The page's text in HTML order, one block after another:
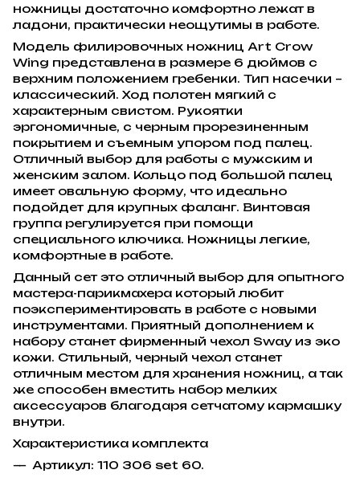
ножницы достаточно комфортно лежат в
ладони, практически неощутимы в работе.
Модель филировочных ножниц Art Crow
Wing представлена в размере 6 дюймов с
верхним положением гребенки. Тип насечки –
классический. Ход полотен мягкий с
характерным свистом. Рукоятки
эргономичные, с черным прорезиненным
покрытием и съемным упором под палец.
Отличный выбор для работы с мужским и
женским залом. Кольцо под большой палец
имеет овальную форму, что идеально
подойдет для крупных фаланг. Винтовая
группа регулируется при помощи
специального ключика. Ножницы легкие,
комфортные в работе.
Данный сет это отличный выбор для опытного
мастера-парикмахера который любит
поэкспериментировать в работе с новыми
инструментами. Приятный дополнением к
набору станет фирменный чехол Sway из эко
кожи. Стильный, черный чехол станет
отличным местом для хранения ножниц, а так
же способен вместить набор мелких
аксессуаров благодаря сетчатому кармашку
внутри.
Характеристика комплекта
Артикул: 110 306 set 60.